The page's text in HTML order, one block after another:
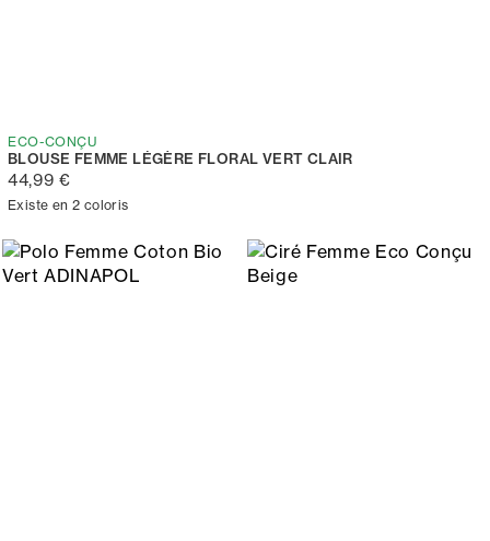
ECO-CONÇU
BLOUSE FEMME LÉGÈRE FLORAL VERT CLAIR
44,99 €
Existe en 2 coloris